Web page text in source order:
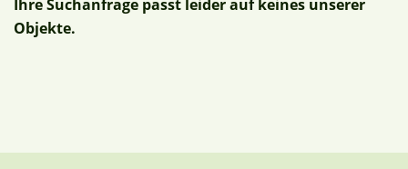
Ihre Suchanfrage passt leider auf keines unserer
Objekte.